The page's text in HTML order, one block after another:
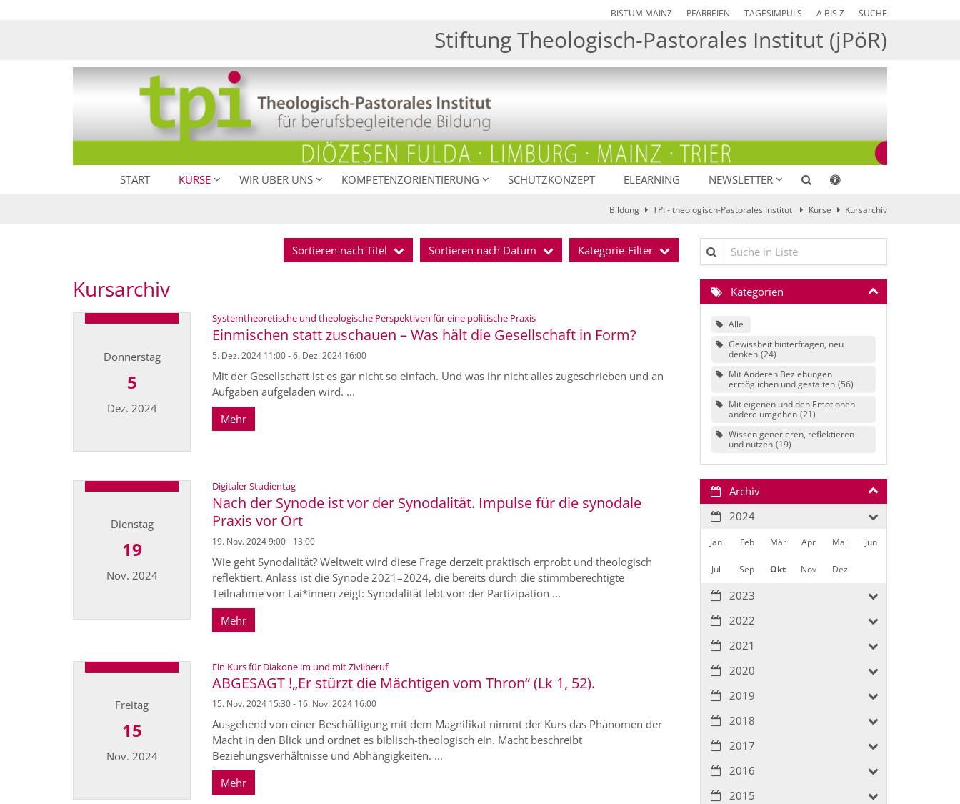
BISTUM MAINZ PFARREIEN TAGESIMPULS A BIS Z SUCHE
Stiftung Theologisch-Pastorales Institut (jPöR)
START KURSE WIR ÜBER UNS KOMPETENZORIENTIERUNG SCHUTZKONZEPT ELEARNING NEWSLETTER
Bildung TPI - theologisch-Pastorales Institut Kurse Kursarchiv
Sortieren nach Titel Sortieren nach Datum Kategorie-Filter
Kursarchiv
Donnerstag
5
Dez. 2024
Systemtheoretische und theologische Perspektiven für eine politische Praxis:
Einmischen statt zuschauen – Was hält die Gesellschaft in Form?
5. Dez. 2024 11:00 - 6. Dez. 2024 16:00
Mit der Gesellschaft ist es gar nicht so einfach. Und was ihr nicht alles zugeschrieben und an
Aufgaben aufgeladen wird. ...
Mehr
Dienstag
19
Nov. 2024
Digitaler Studientag:
Nach der Synode ist vor der Synodalität. Impulse für die synodale
Praxis vor Ort
19. Nov. 2024 9:00 - 13:00
Wie geht Synodalität? Weltweit wird diese Frage derzeit praktisch erprobt und theologisch
reflektiert. Anlass ist die Synode 2021–2024, die bereits durch die stimmberechtigte
Teilnahme von Lai*innen zeigt: Synodalität lebt von der Partizipation ...
Mehr
Freitag
15
Nov. 2024
Ein Kurs für Diakone im und mit Zivilberuf:
ABGESAGT !„Er stürzt die Mächtigen vom Thron“ (Lk 1, 52).
15. Nov. 2024 15:30 - 16. Nov. 2024 16:00
Ausgehend von einer Beschäftigung mit dem Magnifikat nimmt der Kurs das Phänomen der
Macht in den Blick und ordnet es biblisch-theologisch ein. Macht beschreibt
Beziehungsverhältnisse und Abhängigkeiten. ...
Mehr
Suche in Liste
Kategorien
Alle
Gewissheit hinterfragen, neu
denken 24
Mit Anderen Beziehungen
ermöglichen und gestalten 56
Mit eigenen und den Emotionen
andere umgehen 21
Wissen generieren, reflektieren
und nutzen 19
Archiv
2024
Jan Feb Mär Apr Mai Jun
Jul Sep Okt Nov Dez
2023
2022
2021
2020
2019
2018
2017
2016
2015